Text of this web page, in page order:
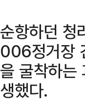
순항하던
006정거장
을 굴착하는
생했다.